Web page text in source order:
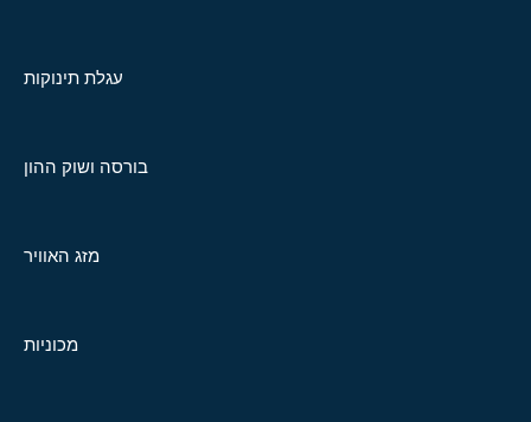
עגלת תינוקות
בורסה ושוק ההון
מזג האוויר
מכוניות